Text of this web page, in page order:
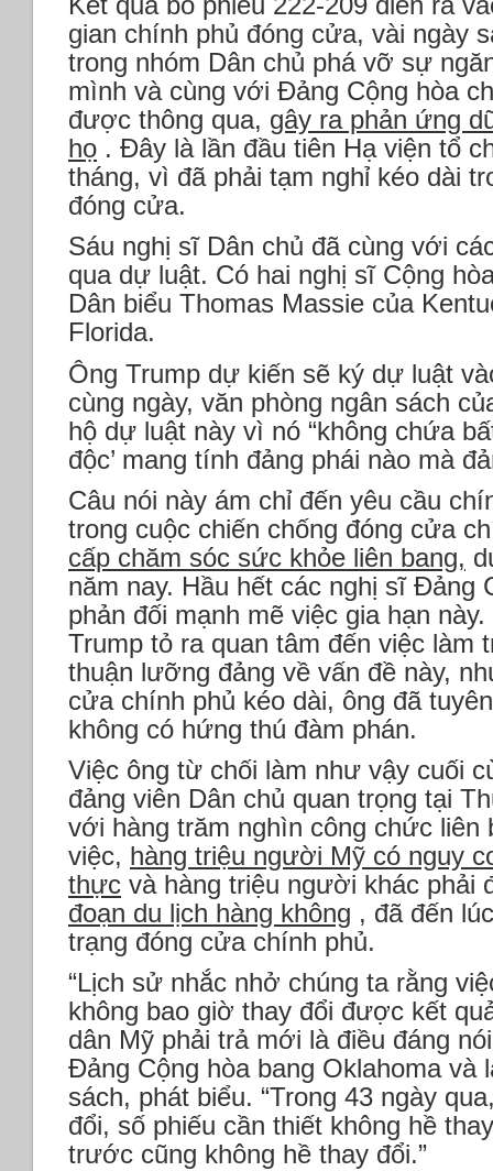
gian chính phủ đóng cửa, vài ngày
trong nhóm Dân chủ phá vỡ sự
mình và cùng với Đảng Cộng hòa
được thông qua, gây ra phản ứng
họ . Đây là lần đầu tiên Hạ viện tổ
tháng, vì đã phải tạm nghỉ kéo dài
đóng cửa.
Sáu nghị sĩ Dân chủ đã cùng với
qua dự luật. Có hai nghị sĩ Cộng
Dân biểu Thomas Massie của
Florida.
Ông Trump dự kiến ​​sẽ ký dự luật
cùng ngày, văn phòng ngân sách
hộ dự luật này vì nó “không chứa
độc’ mang tính đảng phái nào mà
Câu nói này ám chỉ đến yêu cầu
trong cuộc chiến chống đóng cửa
cấp chăm sóc sức khỏe liên bang,
năm nay. Hầu hết các nghị sĩ Đảng
phản đối mạnh mẽ việc gia hạn
Trump tỏ ra quan tâm đến việc làm
thuận lưỡng đảng về vấn đề này,
cửa chính phủ kéo dài, ông đã
không có hứng thú đàm phán.
Việc ông từ chối làm như vậy cuối
đảng viên Dân chủ quan trọng tại
với hàng trăm nghìn công chức liên
việc, hàng triệu người Mỹ có nguy
thực và hàng triệu người khác phải
đoạn du lịch hàng không , đã đến
trạng đóng cửa chính phủ.
“Lịch sử nhắc nhở chúng ta rằng
không bao giờ thay đổi được kết
dân Mỹ phải trả mới là điều đáng
Đảng Cộng hòa bang Oklahoma và
sách, phát biểu. “Trong 43 ngày
đổi, số phiếu cần thiết không hề
trước cũng không hề thay đổi.”